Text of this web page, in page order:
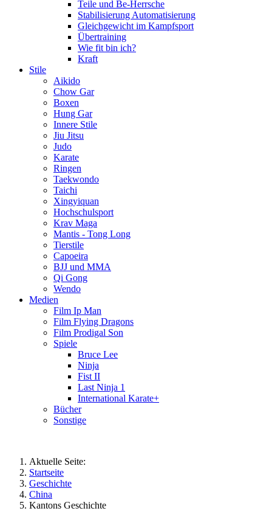
Teile und Be-Herrsche
Stabilisierung Automatisierung
Gleichgewicht im Kampfsport
Übertraining
Wie fit bin ich?
Kraft
Stile
Aikido
Chow Gar
Boxen
Hung Gar
Innere Stile
Jiu Jitsu
Judo
Karate
Ringen
Taekwondo
Taichi
Xingyiquan
Hochschulsport
Krav Maga
Mantis - Tong Long
Tierstile
Capoeira
BJJ und MMA
Qi Gong
Wendo
Medien
Film Ip Man
Film Flying Dragons
Film Prodigal Son
Spiele
Bruce Lee
Ninja
Fist II
Last Ninja 1
International Karate+
Bücher
Sonstige
Aktuelle Seite:
Startseite
Geschichte
China
Kantons Geschichte